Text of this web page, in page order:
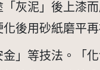
灰泥」後上漆
後用砂紙磨平
」等技法。「